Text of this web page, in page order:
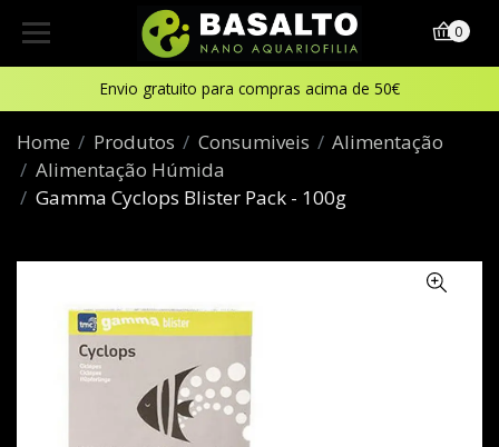
Envio gratuito para compras acima de 50€
0
Home Produtos Consumiveis
Alimentação
Alimentação Húmida
Gamma Cyclops Blister Pack - 100g